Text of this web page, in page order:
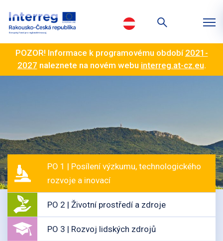
POZOR! Informace k programovému období 2021-
2027 naleznete na novém webu interreg.at-cz.eu.
PO 1 | Posílení výzkumu, technologického
rozvoje a inovací
PO 2 | Životní prostředí a zdroje
PO 3 | Rozvoj lidských zdrojů